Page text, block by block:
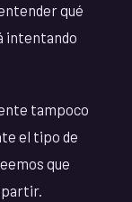
qué
intentando
tampoco
el tipo de
que